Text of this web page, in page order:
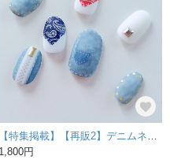
1,800円